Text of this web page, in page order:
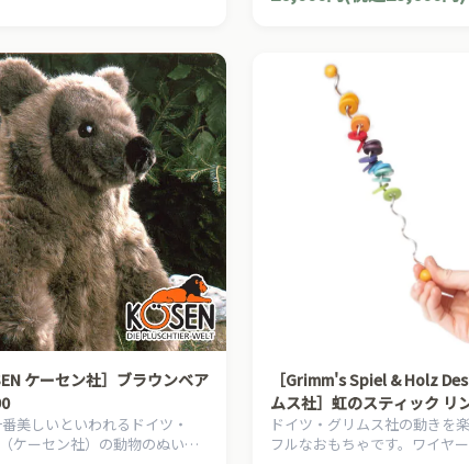
ケーセン社］ブラウンベア
美しいといわれるドイツ・
ケーセン社）の動物のぬいぐ
［Grimm's Spiel & Holz
ムス社］虹のスティック リ
ーブ 小
ドイツ・グリムス社の動きを
フルなおもちゃです。ワイヤ